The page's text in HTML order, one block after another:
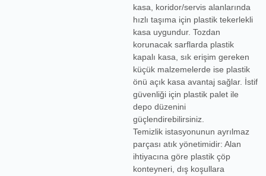
kasa , koridor/servis alanlarında
hızlı taşıma için plastik tekerlekli
kasa uygundur. Tozdan
korunacak sarflarda plastik
kapalı kasa , sık erişim gereken
küçük malzemelerde ise plastik
önü açık kasa avantaj sağlar. İstif
güvenliği için plastik palet ile
depo düzenini
güçlendirebilirsiniz.
Temizlik istasyonunun ayrılmaz
parçası atık yönetimidir: Alan
ihtiyacına göre plastik çöp
konteyneri , dış koşullara